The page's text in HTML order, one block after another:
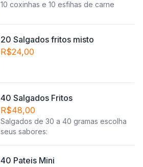
10 coxinhas e 10 esfihas de carne
20 Salgados fritos misto
R$24,00
40 Salgados Fritos
R$48,00
Salgados de 30 a 40 gramas escolha
seus sabores:
40 Pateis Mini